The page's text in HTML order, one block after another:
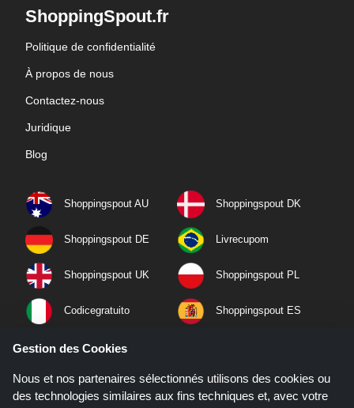
ShoppingSpout.fr
Politique de confidentialité
À propos de nous
Contactez-nous
Juridique
Blog
Shoppingspout AU Shoppingspout DK
Shoppingspout DE Livrecupom
Shoppingspout UK Shoppingspout PL
Codicegratuito Shoppingspout ES
Shoppingspout NL
Shoppingspout PT Shoppingspout NO
Gestion des Cookies
Nous et nos partenaires sélectionnés utilisons des cookies ou
des technologies similaires aux fins techniques et, avec votre